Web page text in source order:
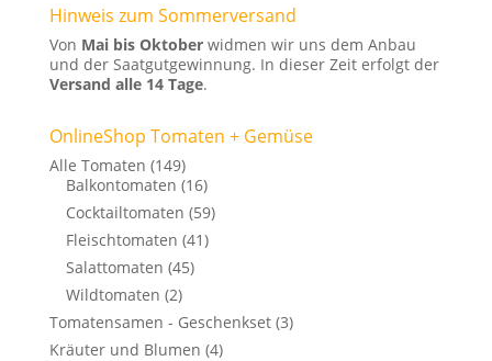
Hinweis zum Sommerversand
Von Mai bis Oktoberwidmen wir uns dem Anbau
und der Saatgutgewinnung. In dieser Zeit erfolgt der
Versand alle 14 Tage.
OnlineShop Tomaten + Gemüse
Alle Tomaten (149)
Balkontomaten (16)
Cocktailtomaten (59)
Fleischtomaten (41)
Salattomaten (45)
Wildtomaten (2)
Tomatensamen - Geschenkset (3)
Kräuter und Blumen (4)